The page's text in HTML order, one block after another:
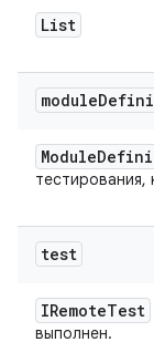
List
module
Module
тестирования,
test
IRemoteTest
выполнен.